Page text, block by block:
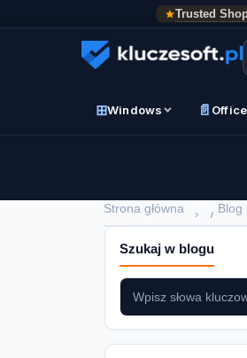
Trusted
⊞Windows 📄 Office
Strona główna › Blog
Szukaj w blogu